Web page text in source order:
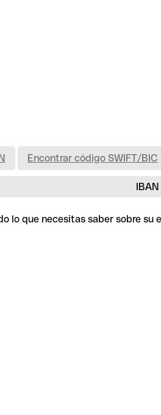
IBAN
Encontrar código SWIFT/BIC
lo que necesitas saber sobre